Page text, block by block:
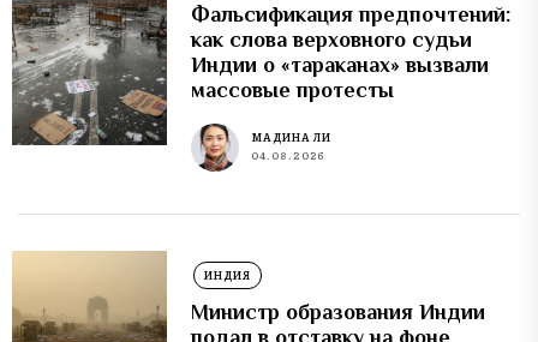
Фальсификация предпочтений:
как слова верховного судьи
Индии о «тараканах» вызвали
массовые протесты
МАДИНА ЛИ
04.08.2026
ИНДИЯ
Министр образования Индии
подал в отставку на фоне